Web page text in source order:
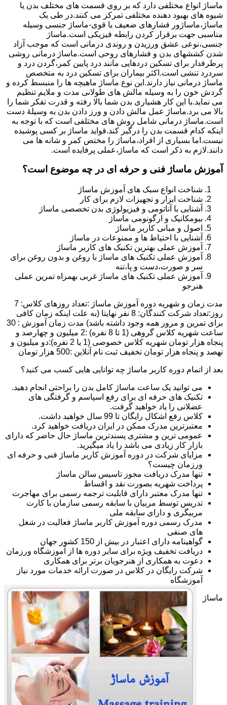
ماساژ انواع مختلفی دارد که بر روی قسمت های مختلف بدن یا
شیوه های بهبود دهنده مختلفی تمرکز می کنند.در طی یک
ماساژ،ماساژور فشارهای ضعیف یا قوی-ماساژ جنسی وسیله
مناسبی جهت برقرار کردن رابطه فیزیکی است.ماساژ
جنسی،نوعی عشق ورزیدن و روندی درمانی است که موجب آزاد
شدن کششهای بدن و فشارهای روحی است.ماساژ درمانی روشی
پرطرفدار برای تسکین دردهایی مانند درد پایین کمر،گردن درد و
سردرد تنشی است.اکثر بیماران برای تسکین درد به متخصص
ماساژ درمانی نیاز دارند.این نوع ماساژ ماهیچه ها را منبسط کرده و
گردش خون را به وسیله مالش های طولانی مدت و ملایم تنظیم
می نماید.با این کار هشیاری بدن شما بالا رفته و قدرت تفکر شما را
بالا می برد.ماساژ عمل مالش دادن و ورز دادن بدن به وسیلۀ دست
است.ماساژ درمانی شامل روش های مختلفی است که با توجه به
اینکه کدام قسمت بدن را درگیر کند.فواید ماساژ بر کسی پوشیده
نیست.اما بسیاری از افراد،ماساژ را مختص کمر و شانه ها می
دانند.لازم به ذکر است که ماساژ،عملی پرفایده است.
آموزش ماساژ فنی و حرفه ای در چه موضوع است؟
شناخت انواع سبک های آموزش ماساژ
شناخت ابزار و تجهیزات لازم برای کار
آشنایی با آناتومی و فیزیولوژی بدن تخصصی ماساژ
بیومکانیک و ارگونومی ماساژ
اصول و مبانی کاربر ماساژ
آشنایی با احتیاط ها و ممنوعات در ماساژ
آموزش عملی بهترین تکنیک های کاربر ماساژ
آموزش عملی تکنیک های ماساژ با روغن و بدون روغن برای
سر و صورت،دست و پا،تنه
آموزش عملی تکنیک های ماساژ غربی بهمراه تمرین عملی
هنرجو
مدت زمان و شهریه دوره آموزش ماساژ :تعداد روزهای کلاس: 7
روز:تعداد شرکت کنندگان: 8 نفر نهایتا (به علت اینکه زمان کافی
برای تمرین و مرور همه وجود داشته باشد) مدت زمان آموزش : 30
ساعت شهریه کلاس گروهی (1 تا 8 نفره) :2 میلیون و چهارصد و
پنجاه هزار تومان شهریه کلاس خصوصی (1 یا 2 نفره):دو میلیون و
نهصد و پنجاه هزار تومان تخفیف ثبت نام آنلاین :500 هزار تومان
بعد از اتمام دوره کاربر ماساژ چه توانایی هایی کسب می کنید؟
می توانید یک ساعت ماساژ کامل بدن را براحتی انجام دهید.
تکنیک های حرفه ای برای رفع اسپاسم و گرفتگی های
عضلانی را یاد خواهید گرفت.
کلاس رفع اشکال رایگان تا 99 سال خواهید داشت.
معتبرترین مدرک ممکن در ایران دریافت خواهید کرد.
عمومی ترین و مشتری پسندترین ماساژ حال حاضر که دارای
بازار کار زیادی می باشد را یاد میگیرید.
مزایای شرکت در دوره آموزش کاربر ماساژ فنی و حرفه ای
ورزمان چیست؟
تنها مدرک دریافت مجوز تاسیس سالن ماساژ
پرداخت شهریه بصورت نقد و اقساط
تنها مدرک معتبر دارای قابلیت ترجمه رسمی برای مهاجرت
تدریس توسط مربیان با سابقه رسمی سازمان با کارت
مربیگری و دارای سابقه ملی
مدرک رسمی دوره آموزش کاربر ماساژ فعالیت در شغل
های صنفی
گواهینامه دارای اعتبار در بیش از 150 کشور جهان
دریافت تخفیف ویژه برای سایر دوره ها از آموزشگاه ورزمان
دعوت به همکاری از هنرجویان برتر برای همکاری
شرکت رایگان در کلاس در صورت ارائه خدمات مورد نیاز
آموزشگاه
ماساژ